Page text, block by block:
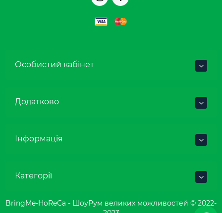
Особистий кабінет
Додатково
Інформація
Категорії
BringMe-HoReCa - ШоуРум великих можливостей © 2022-